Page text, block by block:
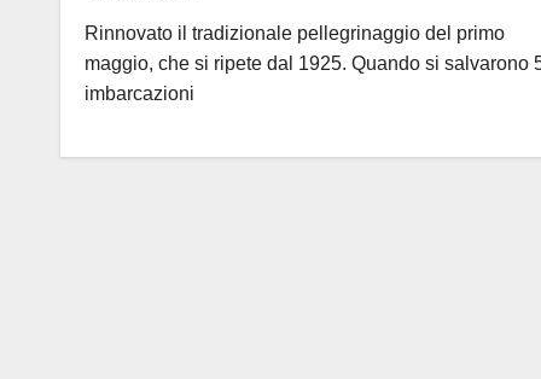
Rinnovato il tradizionale pellegrinaggio del primo
maggio, che si ripete dal 1925. Quando si salvarono
imbarcazioni